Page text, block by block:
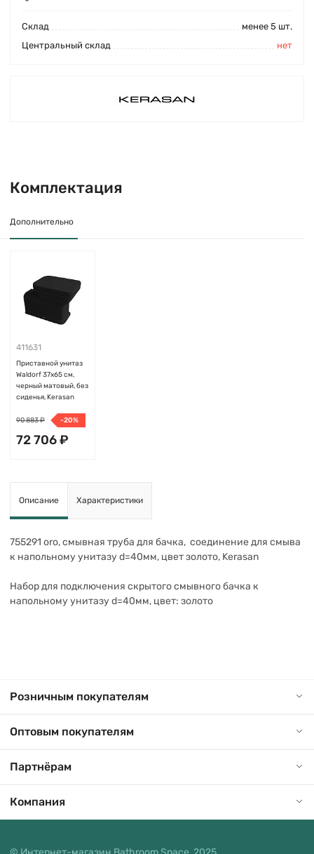
Cклад
менее 5 шт.
Центральный склад
нет
Комплектация
Дополнительно
411631
Приставной унитаз
Waldorf 37х65 см,
черный матовый, без
сиденья, Kerasan
90 883 ₽ -20%
72 706 ₽
Описание Характеристики
755291 oro, смывная труба для бачка, соединение для смыва
к напольному унитазу d=40мм, цвет золото, Kerasan
Набор для подключения скрытого смывного бачка к
напольному унитазу d=40мм, цвет: золото
Розничным покупателям
Оптовым покупателям
Партнёрам
Компания